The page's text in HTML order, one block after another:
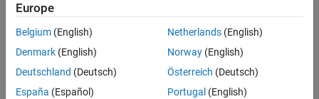
Feedback
UP NEXT
RELATED VIDEOS
View more related videos
Europe
Belgium (English)
Denmark (English)
Deutschland (Deutsch)
España (Español)
Netherlands(English)
Norway(English)
Österreich (Deutsch)
Portugal (English)